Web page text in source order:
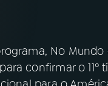
No
confirmar o